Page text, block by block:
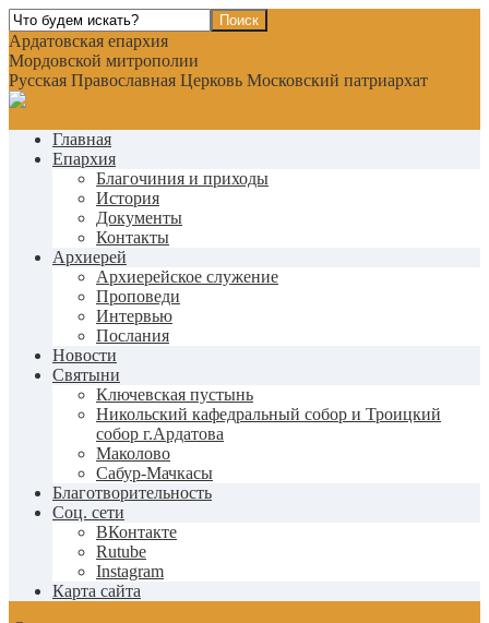
Ардатовская епархия
Мордовской митрополии
Русская Православная Церковь Московский патриархат
Главная
Епархия
Благочиния и приходы
История
Документы
Контакты
Архиерей
Архиерейское служение
Проповеди
Интервью
Послания
Новости
Святыни
Ключевская пустынь
Никольский кафедральный собор и Троицкий
собор г.Ардатова
Маколово
Сабур-Мачкасы
Благотворительность
Соц. сети
ВКонтакте
Rutube
Instagram
Карта сайта